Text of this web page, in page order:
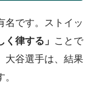
です。ストイッ
く律する」 ことで
大谷選手は、結果